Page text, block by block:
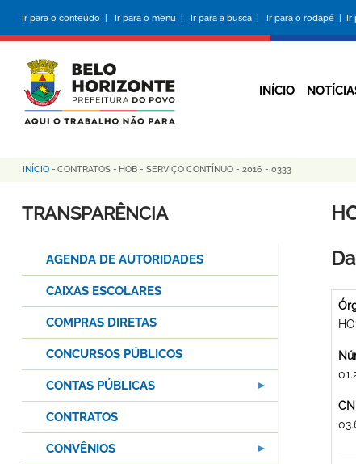
conteúdo
principal
Ir para o conteúdo | Ir para o menu | Ir para a busca | Ir para o rodapé | Ir
INÍCIO
Trilha
de
INÍCIO - CONTRATOS - HOB - SERVIÇO CONTÍNUO - 2016 - 0333
TRANSPARÊNCIA
AGENDA DE AUTORIDADES
CAIXAS ESCOLARES
COMPRAS DIRETAS
CONCURSOS PÚBLICOS
CONTAS PÚBLICAS
CONTRATOS
CONVÊNIOS